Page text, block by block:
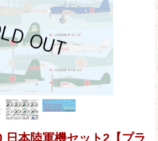
日本陸軍機セット2【プラ